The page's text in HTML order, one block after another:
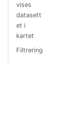
vises
datasett
et i
kartet
Filtrering